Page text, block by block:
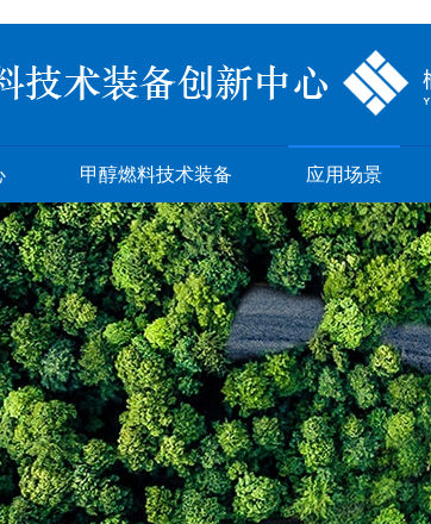
甲醇燃料技术装备 应用场景